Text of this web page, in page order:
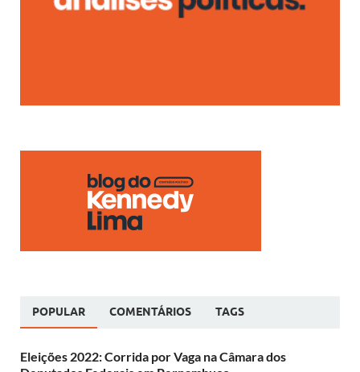
POPULAR COMENTÁRIOS TAGS
Eleições 2022: Corrida por Vaga na Câmara dos